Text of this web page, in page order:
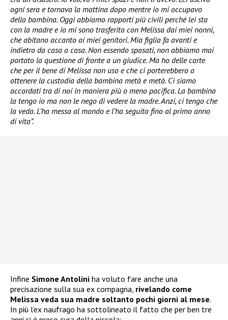
ogni sera e tornava la mattina dopo mentre io mi occupavo
della bambina. Oggi abbiamo rapporti più civili perché lei sta
con la madre e io mi sono trasferito con Melissa dai miei nonni,
che abitano accanto ai miei genitori. Mia figlia fa avanti e
indietro da casa a casa. Non essendo sposati, non abbiamo mai
portato la questione di fronte a un giudice. Ma ho delle carte
che per il bene di Melissa non uso e che ci porterebbero a
ottenere la custodia della bambina metà e metà. Ci siamo
accordati tra di noi in maniera più o meno pacifica. La bambina
la tengo io ma non le nego di vedere la madre. Anzi, ci tengo che
la veda. L’ha messa al mondo e l’ha seguita fino al primo anno
di vita”.
Infine Simone Antolini ha voluto fare anche una
precisazione sulla sua ex compagna, rivelando come
Melissa veda sua madre soltanto pochi giorni al mese.
In più l’ex naufrago ha sottolineato il fatto che per ben tre